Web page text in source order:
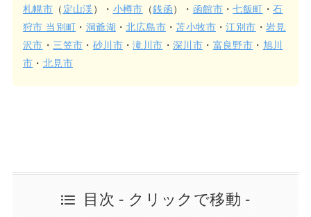
札幌市 （ 定山渓 ）・ 小樽市 （銭函 ）・ 函館市 ・七飯町 ・石
狩市 当別町
・ 洞爺湖 ・北広島市・苫小牧市 ・江別市 ・岩見
沢市 ・ 三笠市 ・ 砂川市・滝川市 ・ 深川市 ・ 富良野市 ・ 旭川
市 ・ 北見市
目次 - クリックで移動 -